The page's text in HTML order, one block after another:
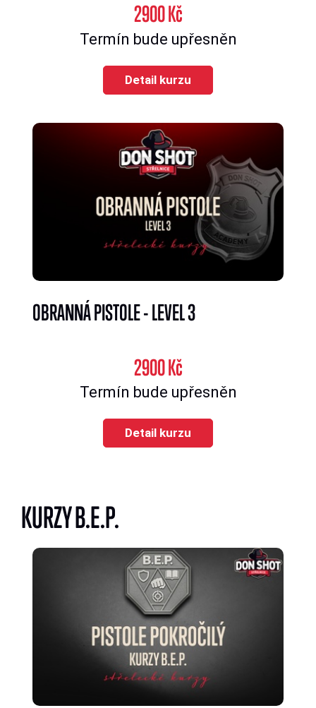
2900 Kč
Termín bude upřesněn
Detail kurzu
OBRANNÁ PISTOLE - LEVEL 3
2900 Kč
Termín bude upřesněn
Detail kurzu
KURZY B.E.P.